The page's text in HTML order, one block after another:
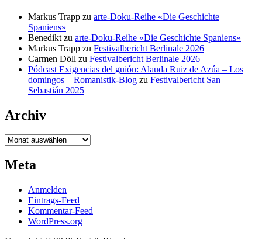
Markus Trapp zu arte-Doku-Reihe «Die Geschichte
Spaniens»
Benedikt zu arte-Doku-Reihe «Die Geschichte Spaniens»
Markus Trapp zu Festivalbericht Berlinale 2026
Carmen Döll zu Festivalbericht Berlinale 2026
Pódcast Exigencias del guión: Alauda Ruiz de Azúa – Los
domingos – Romanistik-Blog zu Festivalbericht San
Sebastián 2025
Archiv
Archiv
Meta
Anmelden
Eintrags-Feed
Kommentar-Feed
WordPress.org